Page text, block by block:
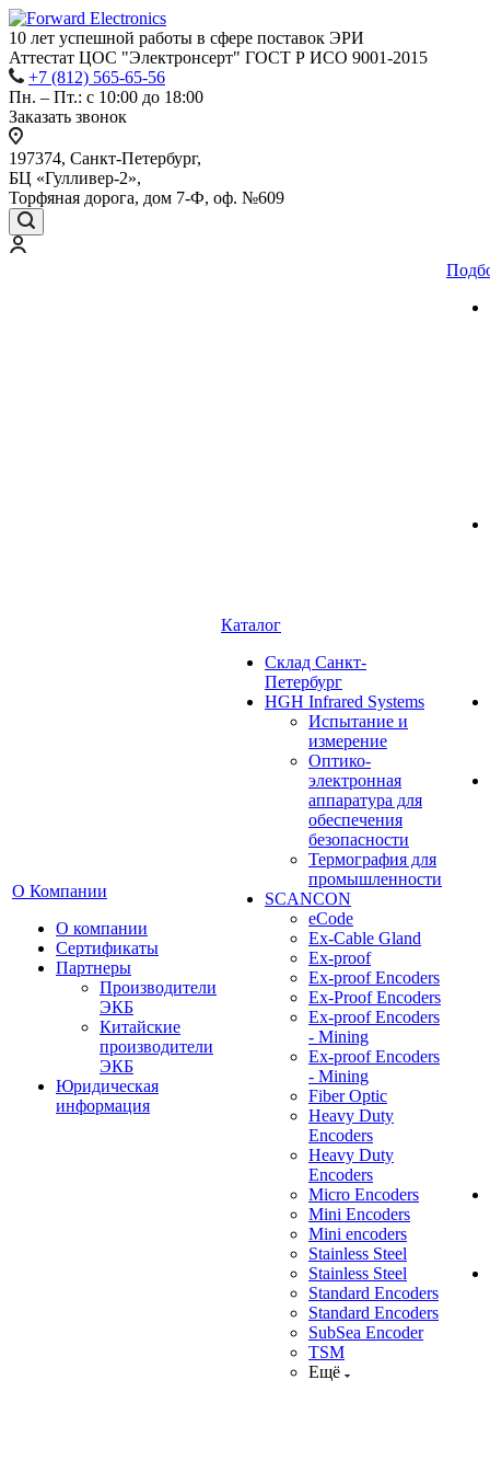
10 лет успешной работы в сфере поставок ЭРИ
Аттестат ЦОС "Электронсерт" ГОСТ Р ИСО 9001-2015
+7 (812) 565-65-56
Пн. – Пт.: с 10:00 до 18:00
Заказать звонок
197374, Санкт-Петербург,
БЦ «Гулливер-2»,
Торфяная дорога, дом 7-Ф, оф. №609
О Компании
О компании
Сертификаты
Партнеры
Производители
ЭКБ
Китайские
производители
ЭКБ
Юридическая
информация
Каталог
Cклад Санкт-
Петербург
HGH Infrared Systems
Испытание и
измерение
Оптико-
электронная
аппаратура для
обеспечения
безопасности
Термография для
промышленности
SCANCON
eCode
Ex-Cable Gland
Ex-proof
Ex-proof Encoders
Ex-Proof Encoders
Ex-proof Encoders
- Mining
Ex-proof Encoders
- Mining
Fiber Optic
Heavy Duty
Encoders
Heavy Duty
Encoders
Micro Encoders
Mini Encoders
Mini encoders
Stainless Steel
Stainless Steel
Standard Encoders
Standard Encoders
SubSea Encoder
TSM
Ещё